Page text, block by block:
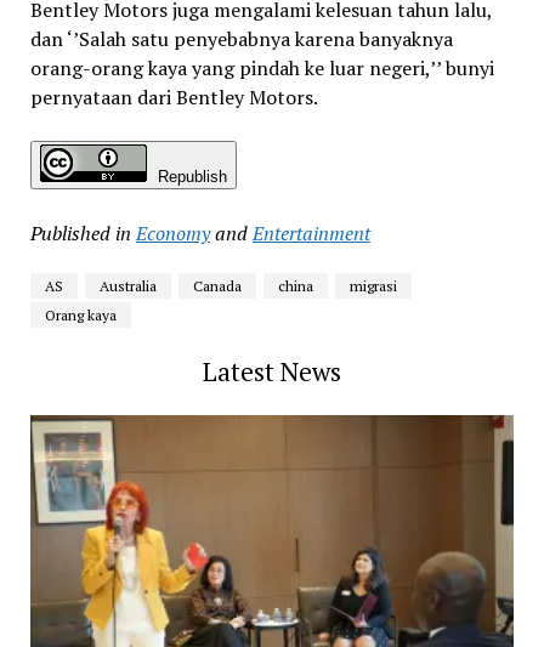
Bentley Motors juga mengalami kelesuan tahun lalu,
dan ‘’Salah satu penyebabnya karena banyaknya
orang-orang kaya yang pindah ke luar negeri,’’ bunyi
pernyataan dari Bentley Motors.
Republish
Published in EconomyandEntertainment
AS Australia Canada china
migrasi
Orang kaya
Latest News